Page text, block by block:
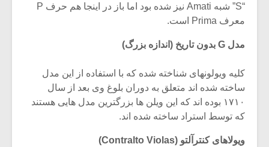
“S” شبه Amati نیز شده بود اما باز در اینجا هم حرف P
معرف Prima است.
مدل G بدون تاریخ (اندازه بزرگ)
کلیه ویولونهای شناخته شده که با استفاده از این مدل
ساخته شده اند متعلق به دوران بلوغ وی بعد از سال
۱۷۱۰ بوده اند که این ویلن ها بزرگترین مدل هایی هستند
که توسط استراد ساخته شده اند.
ویولاهای کنترآلتو (Contralto Violas)